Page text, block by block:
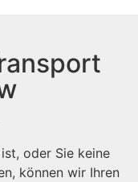
oder Sie keine
können wir Ihren